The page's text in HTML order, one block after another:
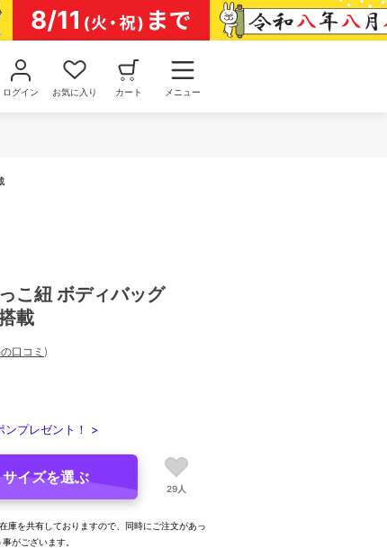
ログイン お気に入り カート メニュー
こ紐 ボディバッグ
載
口コミ )
ンプレゼント！ >
イズを選ぶ
29人
庫を共有しておりますので、同時にご注文があっ
がございます。